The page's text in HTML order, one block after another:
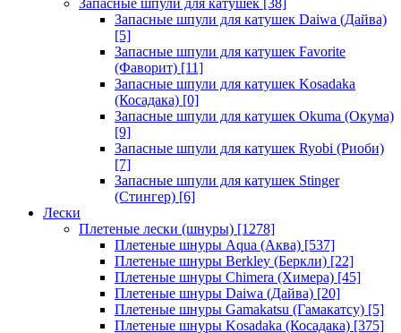
Запасные шпули для катушек [38]
Запасные шпули для катушек Daiwa (Дайва)
[5]
Запасные шпули для катушек Favorite
(Фаворит) [11]
Запасные шпули для катушек Kosadaka
(Косадака) [0]
Запасные шпули для катушек Okuma (Окума)
[9]
Запасные шпули для катушек Ryobi (Риоби)
[7]
Запасные шпули для катушек Stinger
(Стингер) [6]
Лески
Плетеные лески (шнуры) [1278]
Плетеные шнуры Aqua (Аква) [537]
Плетеные шнуры Berkley (Беркли) [22]
Плетеные шнуры Chimera (Химера) [45]
Плетеные шнуры Daiwa (Дайва) [20]
Плетеные шнуры Gamakatsu (Гамакатсу) [5]
Плетеные шнуры Kosadaka (Косадака) [375]